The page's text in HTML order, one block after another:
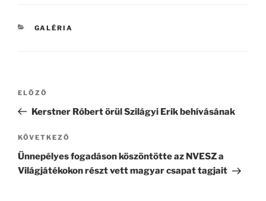
KATEGÓRIÁK
GALÉRIA
Bejegyzés
Korábbi
bejegyzés
ELŐZŐ
Kerstner Róbert örül Szilágyi Erik behívásának
Következő
bejegyzés
KÖVETKEZŐ
Ünnepélyes fogadáson köszöntötte az NVESZ a
Világjátékokon részt vett magyar csapat tagjait